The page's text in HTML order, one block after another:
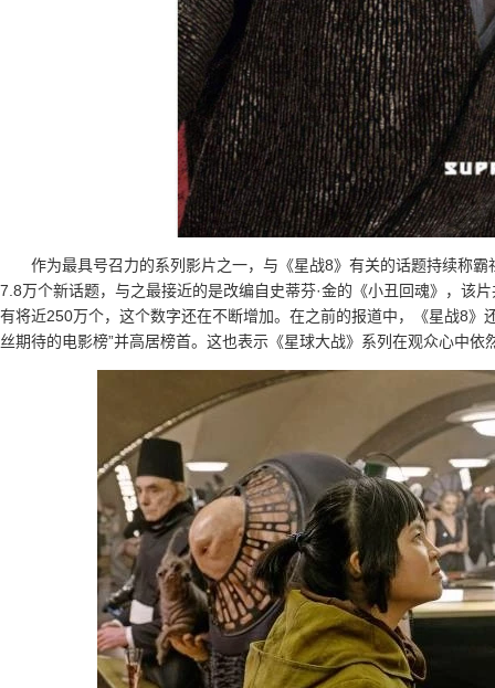
作为最具号召力的系列影片之一，与《星战8》有关的话题持续称
7.8万个新话题，与之最接近的是改编自史蒂芬·金的《小丑回魂》，该
有将近250万个，这个数字还在不断增加。在之前的报道中，《星战8
丝期待的电影榜”并高居榜首。这也表示《星球大战》系列在观众心中依